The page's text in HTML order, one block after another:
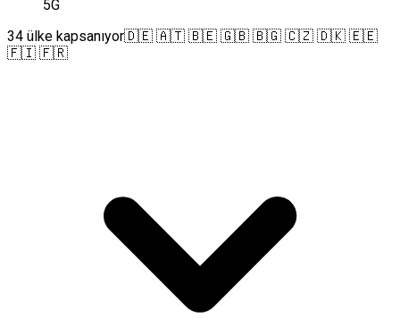
5G
34 ülke kapsanıyor🇩🇪 🇦🇹 🇧🇪 🇬🇧 🇧🇬 🇨🇿 🇩🇰 🇪🇪
🇫🇮 🇫🇷